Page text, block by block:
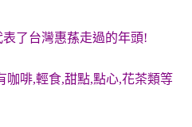
了台灣惠蓀走過的年頭!
咖啡,輕食,甜點,點心,花茶類等